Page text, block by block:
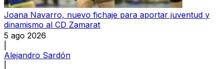
Joana Navarro, nuevo fichaje para aportar juventud y
dinamismo al CD Zamarat
5 ago 2026
Alejandro Sardón